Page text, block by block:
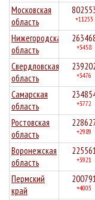
Московская
область
+11255
Нижегородская
область
+3458
Свердловская
область
+3476
Самарская
область
+3772
Ростовская
область
+2989
Воронежская
область
225561
+3921
Пермский
край
200791
+4003